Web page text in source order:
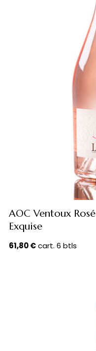
AOC Ventoux Rosé
Exquise
61,80€cart. 6 btls